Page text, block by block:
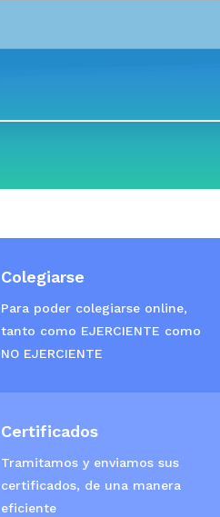
Colegiarse
Para poder colegiarse online,
tanto como EJERCIENTE como
NO EJERCIENTE
Certificados
Tramitamos y enviamos sus
certificados, de una manera
eficiente